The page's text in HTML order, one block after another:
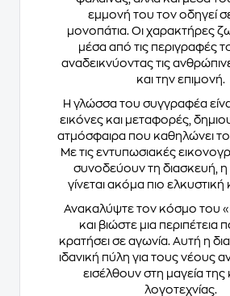
εμμονή του τον οδηγεί
μονοπάτια. Οι χαρακτήρες
μέσα από τις περιγραφές
αναδεικνύοντας τις
και την επιμονή.
Η γλώσσα του συγγραφέα
εικόνες και μεταφορές,
ατμόσφαιρα που καθηλώνει
Με τις εντυπωσιακές
συνοδεύουν τη διασκευή,
γίνεται ακόμα πιο ελκυστική
Ανακαλύψτε τον κόσμο του
και βιώστε μια περιπέτεια
κρατήσει σε αγωνία. Αυτή η
ιδανική πύλη για τους νέους
εισέλθουν στη μαγεία της
λογοτεχνίας.